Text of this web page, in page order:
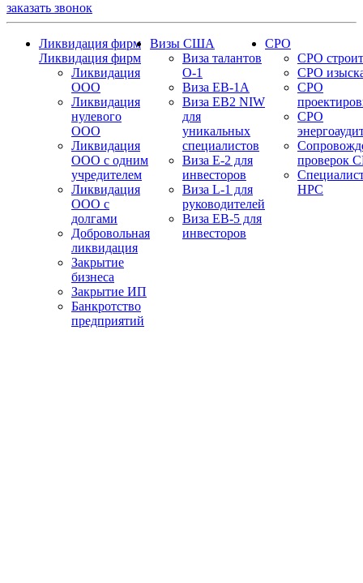
заказать звонок
Ликвидация фирм
Ликвидация фирм
Ликвидация
ООО
Ликвидация
нулевого
ООО
Ликвидация
ООО с одним
учредителем
Ликвидация
ООО с
долгами
Добровольная
ликвидация
Закрытие
бизнеса
Закрытие ИП
Банкротство
предприятий
Визы США
Виза талантов
О-1
Виза EB-1A
Виза EB2 NIW
для
уникальных
специалистов
Виза E-2 для
инвесторов
Виза L-1 для
руководителей
Виза EB-5 для
инвесторов
СРО
СРО
СРО
СРО
СРО
проверок
НРС